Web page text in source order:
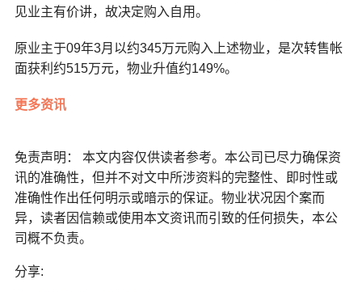
见业主有价讲，故决定购入自用。
原业主于09年3月以约345万元购入上述物业，是次转售帐
面获利约515万元，物业升值约149%。
更多资讯
免责声明： 本文内容仅供读者参考。本公司已尽力确保资
讯的准确性，但并不对文中所涉资料的完整性、即时性或
准确性作出任何明示或暗示的保证。物业状况因个案而
异，读者因信赖或使用本文资讯而引致的任何损失，本公
司概不负责。
分享: